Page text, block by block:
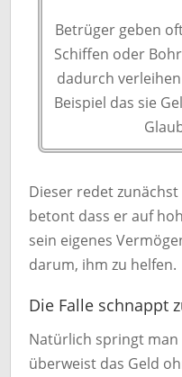
Betrüger geben
Schiffen oder
dadurch
Beispiel das sie
Dieser redet
betont dass er auf
sein eigenes
darum, ihm zu helfen.
Die Falle schnappt
Natürlich springt
überweist das Geld